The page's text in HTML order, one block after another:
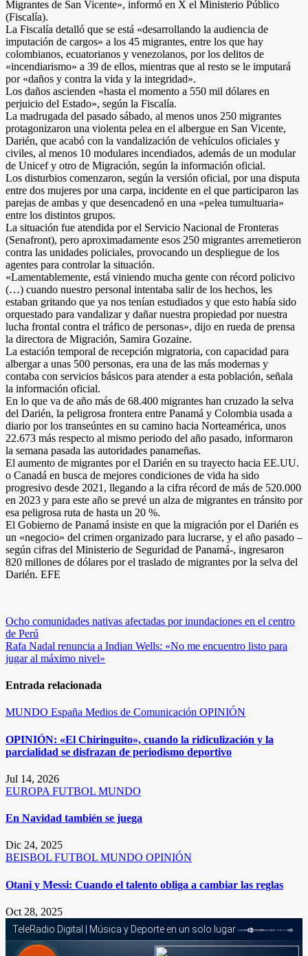
Migrantes de San Vicente», informó en X el Ministerio Público
(Fiscalía).
La Fiscalía detalló que se está «desarrollando la audiencia de
imputación de cargos» a los 45 migrantes, entre los que hay
colombianos, ecuatorianos y venezolanos, por los delitos de
«incendiarismo» a 39 de ellos, mientras que al resto se le imputará
por «daños y contra la vida y la integridad».
Los daños ascienden «hasta el momento a 550 mil dólares en
perjuicio del Estado», según la Fiscalía.
La madrugada del pasado sábado, al menos unos 250 migrantes
protagonizaron una violenta pelea en el albergue en San Vicente,
Darién, que acabó con la vandalización de vehículos oficiales y
civiles, al menos 10 modulares incendiados, además de un modular
de Unicef y otro de Migración, según la información oficial.
Los disturbios comenzaron, según la versión oficial, por una disputa
entre dos mujeres por una carpa, incidente en el que participaron las
parejas de ambas y que desencadenó en una «pelea tumultuaria»
entre los distintos grupos.
La situación fue atendida por el Servicio Nacional de Fronteras
(Senafront), pero aproximadamente esos 250 migrantes arremetieron
contra las unidades policiales, provocando un despliegue de los
agentes para controlar la situación.
«Lamentablemente, está viniendo mucha gente con récord policivo
(…) cuando nuestro personal intentaba salir de los hechos, les
estaban gritando que ya nos tenían estudiados y que esto había sido
orquestado para vandalizar y dañar nuestra propiedad por nuestra
lucha frontal contra el tráfico de personas», dijo en rueda de prensa
la directora de Migración, Samira Gozaine.
La estación temporal de recepción migratoria, con capacidad para
albergar a unas 500 personas, era una de las más modernas y
contaba con servicios básicos para atender a esta población, señala
la información oficial.
En lo que va de año más de 68.400 migrantes han cruzado la selva
del Darién, la peligrosa frontera entre Panamá y Colombia usada a
diario por los transeúntes en su camino hacia Norteamérica, unos
22.673 más respecto al mismo periodo del año pasado, informaron
la semana pasada las autoridades panameñas.
El aumento de migrantes por el Darién en su trayecto hacia EE.UU.
o Canadá en busca de mejores condiciones de vida ha sido
progresivo desde 2021, llegando a la cifra récord de más de 520.000
en 2023 y para este año se prevé un alza de migrantes en tránsito por
esa peligrosa ruta de hasta un 20 %.
El Gobierno de Panamá insiste en que la migración por el Darién es
un «negocio» del crimen organizado para lucrarse, y el año pasado –
según cifras del Ministerio de Seguridad de Panamá-, ingresaron
820 millones de dólares por el traslado de migrantes por la selva del
Darién. EFE
Navegación
de
entradas
Ocho comunidades nativas afectadas por inundaciones en el centro
de Perú
Rafa Nadal renuncia a Indian Wells: «No me encuentro listo para
jugar al máximo nivel»
Entrada relacionada
MUNDO España Medios de Comunicación OPINIÓN
OPINIÓN: «El Chiringuito», cuando la ridiculización y la
parcialidad se disfrazan de periodismo deportivo
Jul 14, 2026
EUROPA FUTBOL MUNDO
En Navidad también se juega
Dic 24, 2025
BEISBOL FUTBOL MUNDO OPINIÓN
Otani y Messi: Cuando el talento obliga a cambiar las reglas
Oct 28, 2025